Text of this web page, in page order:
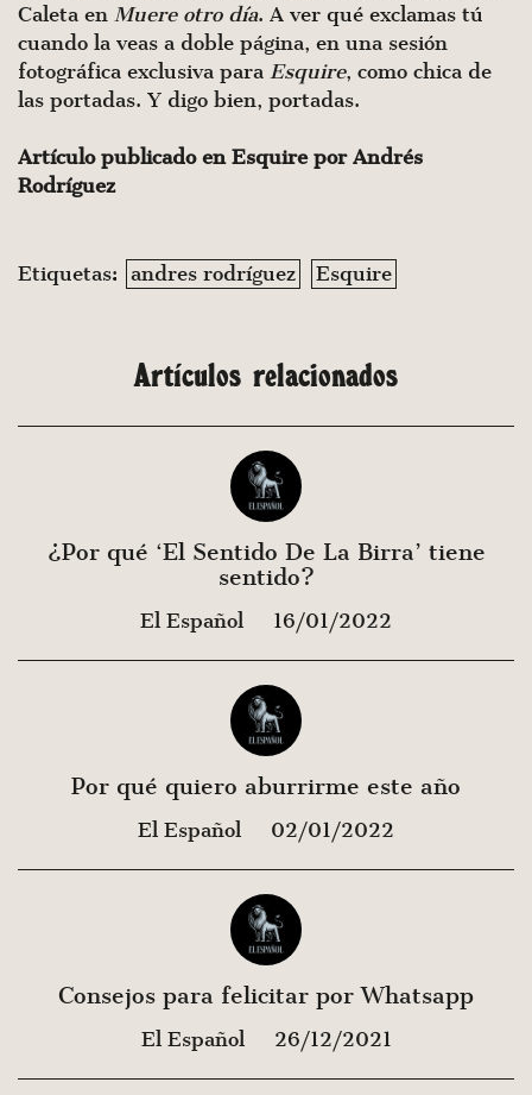
Caleta en Muere otro día. A ver qué exclamas tú
cuando la veas a doble página, en una sesión
fotográfica exclusiva para Esquire, como chica de
las portadas. Y digo bien, portadas.
Artículo publicado en Esquire por Andrés
Rodríguez
Etiquetas: andres rodríguez Esquire
Artículos relacionados
¿Por qué ‘El Sentido De La Birra’ tiene
sentido?
El Español 16/01/2022
Por qué quiero aburrirme este año
El Español 02/01/2022
Consejos para felicitar por Whatsapp
El Español 26/12/2021